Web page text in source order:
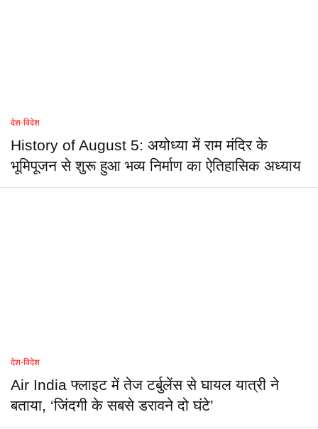
देश-विदेश
History of August 5: अयोध्या में राम मंदिर के
भूमिपूजन से शुरू हुआ भव्य निर्माण का ऐतिहासिक अध्याय
देश-विदेश
Air India फ्लाइट में तेज टर्बुलेंस से घायल यात्री ने
बताया, ‘जिंदगी के सबसे डरावने दो घंटे’